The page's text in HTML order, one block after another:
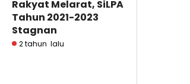
Rakyat Melarat, SiLPA
Tahun 2021-2023
Stagnan
2 tahun lalu